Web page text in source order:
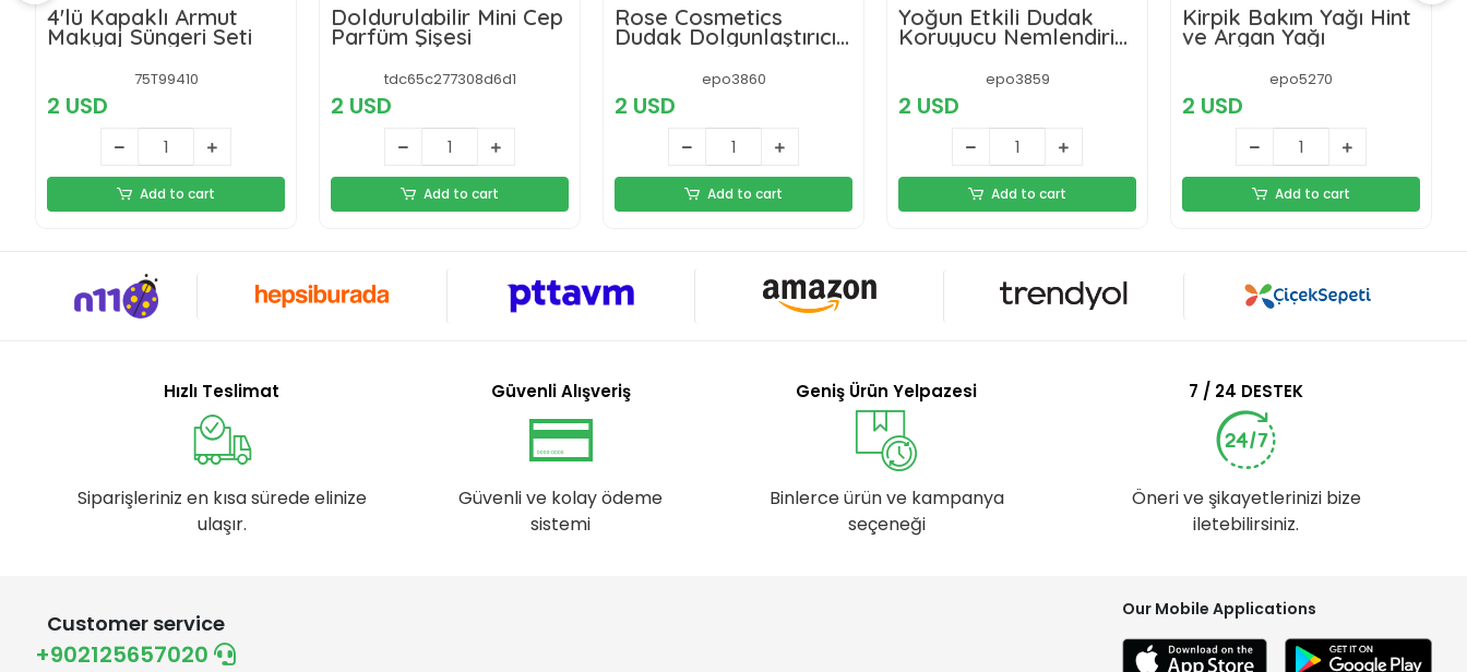
Doldurulabilir Mini Cep
Parfüm Şişesi
tdc65c277308d6d1
2 USD
Add to cart
Rose Cosmetics
Dudak Dolgunlaştırıcı
Doğal Görünüm
Dudak Parlatıcısı
epo3860
2 USD
Add to cart
Yoğun Etkili Dudak
Koruyucu Nemlendirici
Balm Kiraz Çilek
Çikolata (3lü Set)
epo3859
2 USD
Add to cart
Kirpik Bakım Yağı Hint
ve Argan Yağı
epo5270
2 USD
Add to cart
Parlak ve Pürüzsüz
Görünüm Sağlayan
%100 Doğal At Kılı
Selülit Fırçası (özel
Kutulu)
epo5300
3 USD
Add to cart
Hızlı Teslimat
Siparişleriniz en kısa sürede elinize
ulaşır.
Güvenli Alışveriş
Güvenli ve kolay ödeme
sistemi
Geniş Ürün Yelpazesi
Binlerce ürün ve kampanya
seçeneği
7 / 24 DESTEK
Öneri ve şikayetlerinizi bize
iletebilirsiniz.
Customer service
+902125657020
Our Mobile Applications